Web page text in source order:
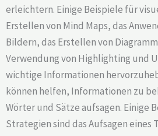
erleichtern. Einige Beispiele für
Erstellen von Mind Maps, das
Bildern, das Erstellen von
Verwendung von Highlighting und
wichtige Informationen
können helfen, Informationen zu
Wörter und Sätze aufsagen. Einige
Strategien sind das Aufsagen eines